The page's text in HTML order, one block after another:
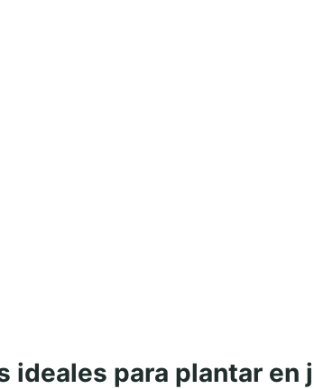
ideales para plantar en